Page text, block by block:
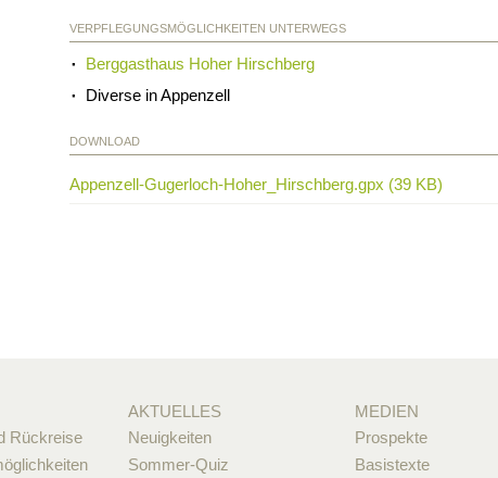
VERPFLEGUNGSMÖGLICHKEITEN UNTERWEGS
Berggasthaus Hoher Hirschberg
Diverse in Appenzell
DOWNLOAD
Appenzell-Gugerloch-Hoher_Hirschberg.gpx (39 KB)
Rückreise
AKTUELLES
Neuigkeiten
Sommer-Quiz
MEDIEN
Prospekte
Basistexte